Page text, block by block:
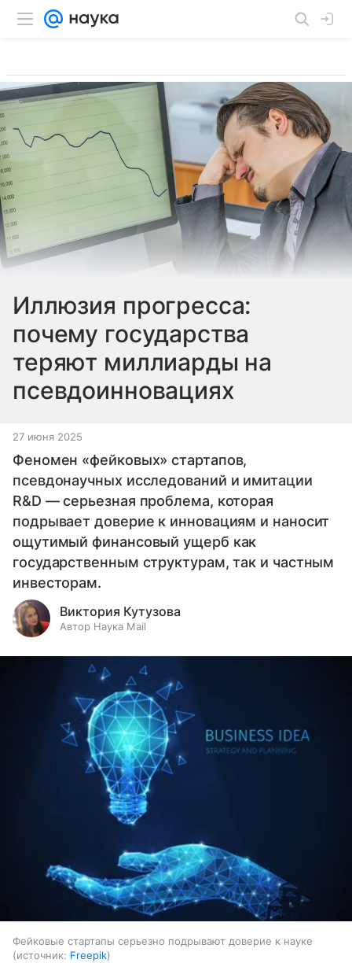
Иллюзия прогресса:
почему государства
теряют миллиарды на
псевдоинновациях
27 июня 2025
Феномен «фейковых» стартапов,
псевдонаучных исследований и имитации
R&D — серьезная проблема, которая
подрывает доверие к инновациям и наносит
ощутимый финансовый ущерб как
государственным структурам, так и частным
инвесторам.
Виктория Кутузова
Автор Наука Mail
Фейковые стартапы серьезно подрывают доверие к науке
источник: Freepik